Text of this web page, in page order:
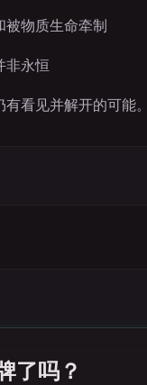
被物质生命牵制
非永恒
看见并解开的可能。
了吗？